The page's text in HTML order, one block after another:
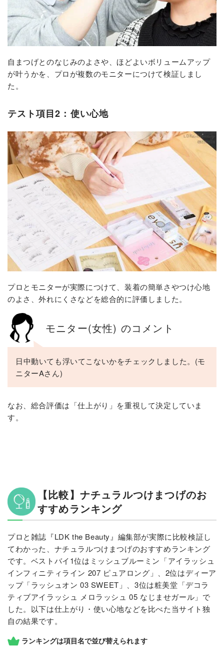
自まつげとのなじみのよさや、ほどよいボリュームアップ
が叶うかを、プロが複数のモニターにつけて検証しまし
た。
テスト項目2：使い心地
プロとモニターが実際につけて、装着の簡単さやつけ心地
のよさ、外れにくさなどを総合的に評価しました。
モニター(女性) のコメント
日中動いても浮いてこないかをチェックしました。(モ
ニターAさん)
なお、総合評価は「仕上がり」を重視して決定していま
す。
【比較】ナチュラルつけまつげのお
すすめランキング
プロと雑誌『LDK the Beauty』編集部が実際に比較検証し
てわかった、ナチュラルつけまつげのおすすめランキング
です。ベストバイ1位はミッシュブルーミン「アイラッシュ
インフィニティライン 207 ピュアロング」、2位はディーア
ップ「ラッシュオン 03 SWEET」、3位は粧美堂「デコラ
ティブアイラッシュ メロラッシュ 05 なじませガール」で
した。以下は仕上がり・使い心地などを比べた当サイト独
自の結果です。
ランキングは項目名で並び替えられます